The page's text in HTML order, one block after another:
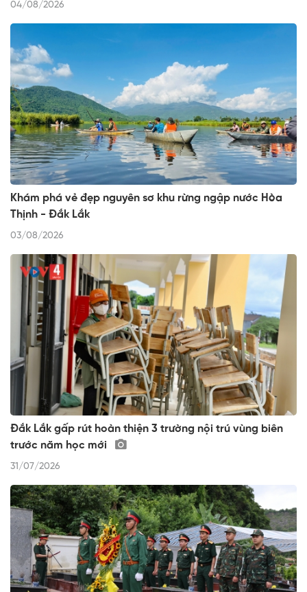
04/08/2026
Khám phá vẻ đẹp nguyên sơ khu rừng ngập nước Hòa
Thịnh - Đắk Lắk
03/08/2026
Đắk Lắk gấp rút hoàn thiện 3 trường nội trú vùng biên
trước năm học mới
31/07/2026